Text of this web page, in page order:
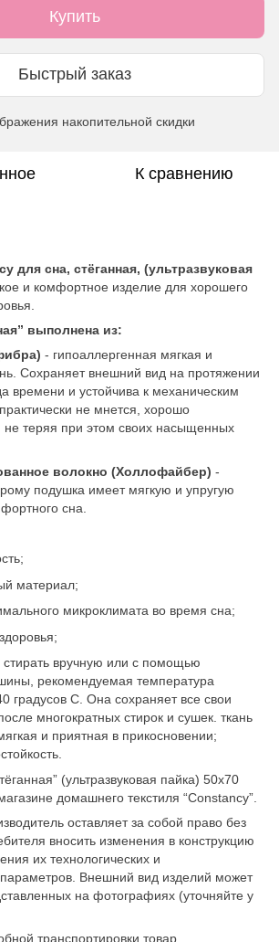
Купить
Быстрый заказ
накопительной скидки
К сравнению
для сна, стёганная, (ультразвуковая
и комфортное изделие для хорошего
выполнена из:
- гипоаллергенная мягкая и
Сохраняет внешний вид на протяжении
времени и устойчива к механическим
не мнется, хорошо
не теряя при этом своих насыщенных
волокно (Холлофайбер) -
подушка имеет мягкую и упругую
сна.
материал;
микроклимата во время сна;
вручную или с помощью
рекомендуемая температура
градусов С. Она сохраняет все свои
многократных стирок и сушек. ткань
и приятная в прикосновении;
(ультразвуковая пайка) 50х70
домашнего текстиля “Constancy”.
оставляет за собой право без
вносить изменения в конструкцию
их технологических и
Внешний вид изделий может
на фотографиях (уточняйте у
транспортировки товар